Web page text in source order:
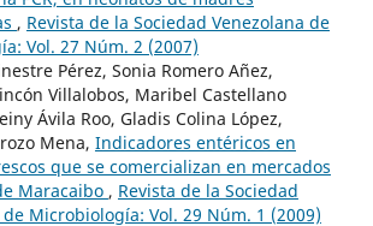
, Revista de la Sociedad Venezolana de
Vol. 27 Núm. 2 (2007)
Pérez, Sonia Romero Añez,
Villalobos, Maribel Castellano
Ávila Roo, Gladis Colina López,
Mena, Indicadores entéricos en
que se comercializan en mercados
Maracaibo , Revista de la Sociedad
Microbiología: Vol. 29 Núm. 1 (2009)